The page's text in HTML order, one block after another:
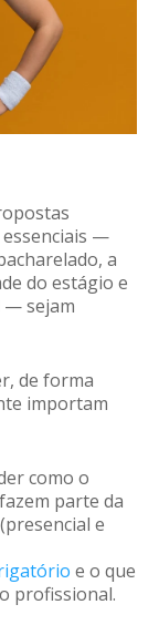
essenciais —
a
do estágio e
— sejam
de forma
importam
como o
parte da
e
e o que
profissional.